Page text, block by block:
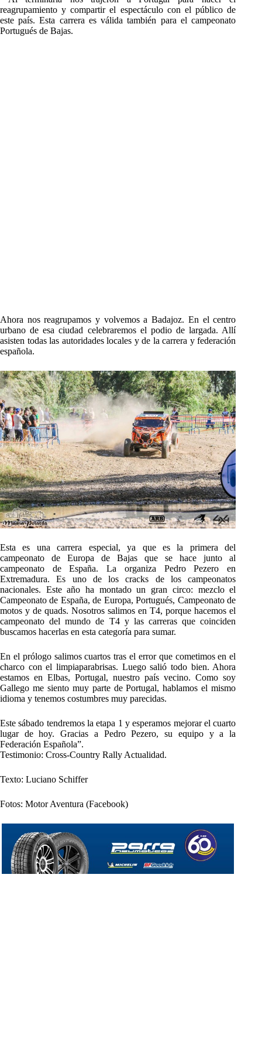
reagrupamiento y compartir el espectáculo con el público de
este país. Esta carrera es válida también para el campeonato
Portugués de Bajas.
Ahora nos reagrupamos y volvemos a Badajoz. En el centro
urbano de esa ciudad celebraremos el podio de largada. Allí
asisten todas las autoridades locales y de la carrera y federación
española.
Esta es una carrera especial, ya que es la primera del
campeonato de Europa de Bajas que se hace junto al
campeonato de España. La organiza Pedro Pezero en
Extremadura. Es uno de los cracks de los campeonatos
nacionales. Este año ha montado un gran circo: mezclo el
Campeonato de España, de Europa, Portugués, Campeonato de
motos y de quads. Nosotros salimos en T4, porque hacemos el
campeonato del mundo de T4 y las carreras que coinciden
buscamos hacerlas en esta categoría para sumar.
En el prólogo salimos cuartos tras el error que cometimos en el
charco con el limpiaparabrisas. Luego salió todo bien. Ahora
estamos en Elbas, Portugal, nuestro país vecino. Como soy
Gallego me siento muy parte de Portugal, hablamos el mismo
idioma y tenemos costumbres muy parecidas.
Este sábado tendremos la etapa 1 y esperamos mejorar el cuarto
lugar de hoy. Gracias a Pedro Pezero, su equipo y a la
Federación Española”.
Testimonio: Cross-Country Rally Actualidad.
Texto: Luciano Schiffer
Fotos: Motor Aventura (Facebook)